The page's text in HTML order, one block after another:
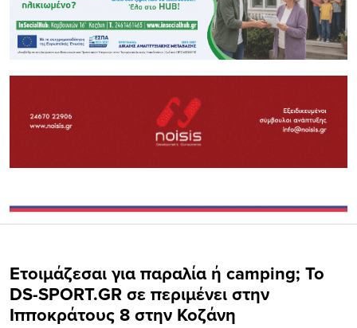
Ετοιμάζεσαι για παραλία ή camping; Το
DS-SPORT.GR σε περιμένει στην
Ιπποκράτους 8 στην Κοζάνη